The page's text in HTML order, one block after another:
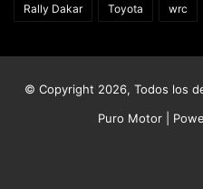
Rally Dakar Toyota wrc
© Copyright 2026, Todos los
Puro Motor |